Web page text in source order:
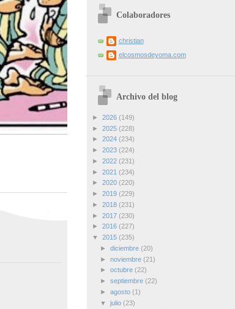
Colaboradores
christian
elcosmosdeyoma.com
Archivo del blog
► 2026 (149)
► 2025 (228)
► 2024 (234)
► 2023 (224)
► 2022 (231)
► 2021 (234)
► 2020 (220)
► 2019 (229)
► 2018 (231)
► 2017 (230)
► 2016 (227)
▼ 2015 (235)
► diciembre (20)
► noviembre (21)
► octubre (22)
► septiembre (22)
► agosto (1)
▼ julio (23)